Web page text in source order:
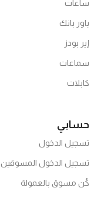
ساعات
باور بانك
إير بودز
سماعات
كابلات
حسابي
تسجيل الدخول
تسجيل الدخول المسوقين
كُن مسوق بالعمولة